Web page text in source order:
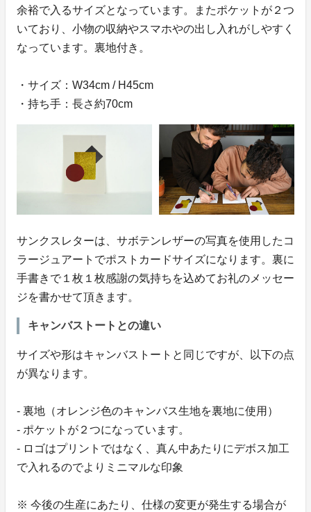
余裕で入るサイズとなっています。またポケットが２つ
いており、小物の収納やスマホやの出し入れがしやすく
なっています。裏地付き。
・サイズ：W34cm / H45cm
・持ち手：長さ約70cm
サンクスレターは、サボテンレザーの写真を使用したコ
ラージュアートでポストカードサイズになります。裏に
手書きで１枚１枚感謝の気持ちを込めてお礼のメッセー
ジを書かせて頂きます。
キャンバストートとの違い
サイズや形はキャンバストートと同じですが、以下の点
が異なります。
- 裏地（オレンジ色のキャンバス生地を裏地に使用）
- ポケットが２つになっています。
- ロゴはプリントではなく、真ん中あたりにデボス加工
で入れるのでよりミニマルな印象
※ 今後の生産にあたり、仕様の変更が発生する場合が